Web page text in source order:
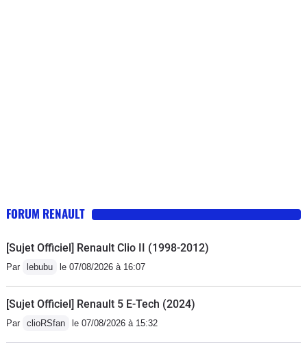
FORUM RENAULT
[Sujet Officiel] Renault Clio II (1998-2012)
Par lebubu le 07/08/2026 à 16:07
[Sujet Officiel] Renault 5 E-Tech (2024)
Par clioRSfan le 07/08/2026 à 15:32